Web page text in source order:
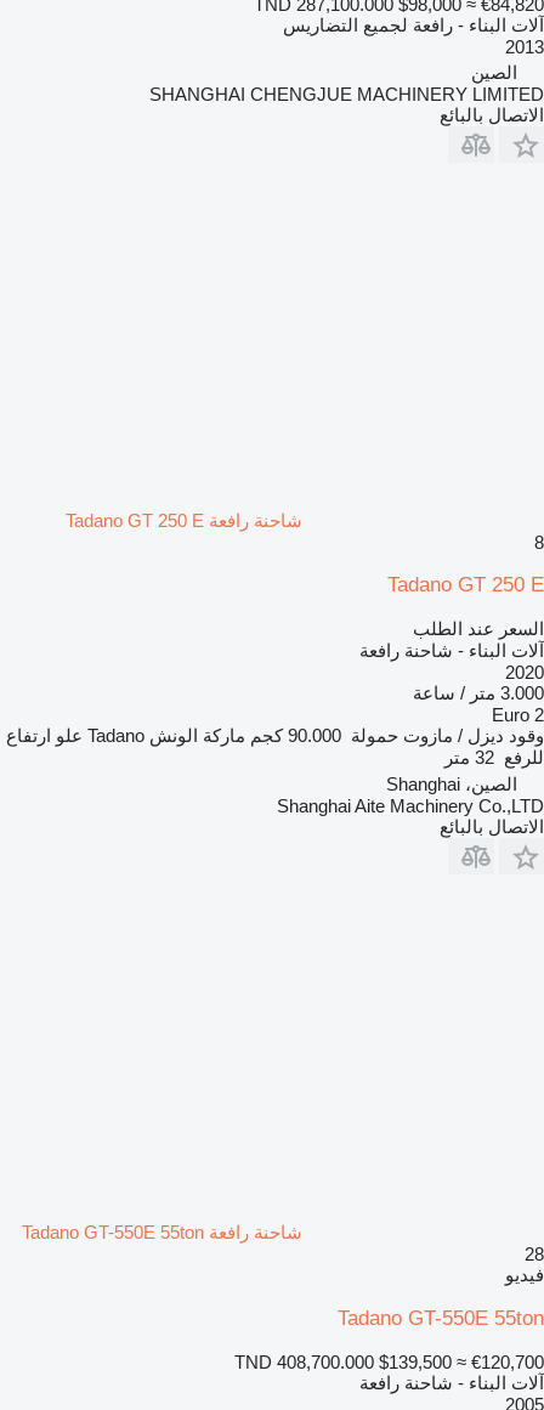
آلات البناء - رافعة لجميع التضاريس
2013
الصين
SHANGHAI CHENGJUE MACHINERY LIMITED
الاتصال بالبائع
شاحنة رافعة Tadano GT 250 E
8
Tadano GT 250 E
السعر عند الطلب
آلات البناء - شاحنة رافعة
2020
3.000 متر / ساعة
Euro 2
وقود ديزل / مازوت حمولة 90.000 كجم ماركة الونش Tadano علو ارتفاع
للرفع 32 متر
الصين، Shanghai
Shanghai Aite Machinery Co.,LTD
الاتصال بالبائع
شاحنة رافعة Tadano GT-550E 55ton
28
فيديو
Tadano GT-550E 55ton
TND 408,700.000 $139,500 ≈ €120,700
آلات البناء - شاحنة رافعة
2005